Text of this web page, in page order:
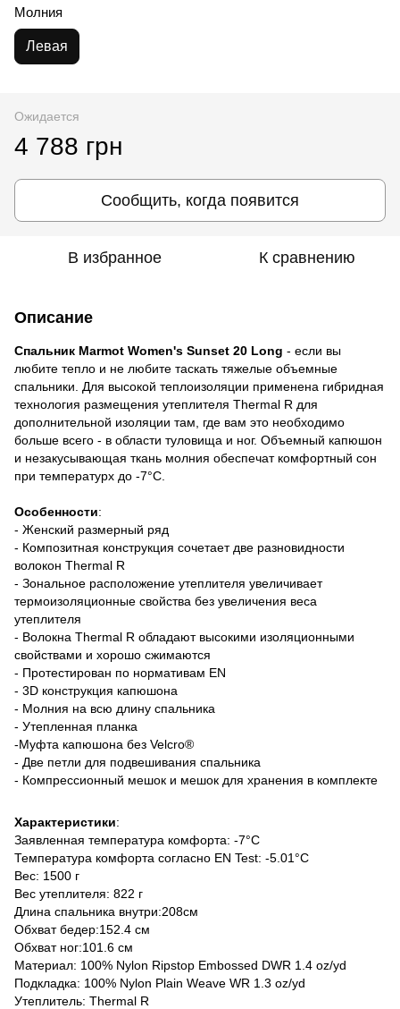
Молния
Левая
Ожидается
4 788 грн
Сообщить, когда появится
В избранное К сравнению
Описание
Спальник Marmot Women's Sunset 20 Long - если вы
любите тепло и не любите таскать тяжелые объемные
спальники. Для высокой теплоизоляции применена гибридная
технология размещения утеплителя Thermal R для
дополнительной изоляции там, где вам это необходимо
больше всего - в области туловища и ног. Объемный капюшон
и незакусывающая ткань молния обеспечат комфортный сон
при температурх до -7°С.
Особенности:
- Женский размерный ряд
- Композитная конструкция сочетает две разновидности
волокон Thermal R
- Зональное расположение утеплителя увеличивает
термоизоляционные свойства без увеличения веса
утеплителя
- Волокна Thermal R обладают высокими изоляционными
свойствами и хорошо сжимаются
- Протестирован по нормативам EN
- 3D конструкция капюшона
- Молния на всю длину спальника
- Утепленная планка
-Муфта капюшона без Velcro®
- Две петли для подвешивания спальника
- Компрессионный мешок и мешок для хранения в комплекте
Характеристики:
Заявленная температура комфорта: -7°С
Температура комфорта согласно EN Test: -5.01°C
Вес: 1500 г
Вес утеплителя: 822 г
Длина спальника внутри:208см
Обхват бедер:152.4 см
Обхват ног:101.6 см
Материал: 100% Nylon Ripstop Embossed DWR 1.4 oz/yd
Подкладка: 100% Nylon Plain Weave WR 1.3 oz/yd
Утеплитель: Thermal R